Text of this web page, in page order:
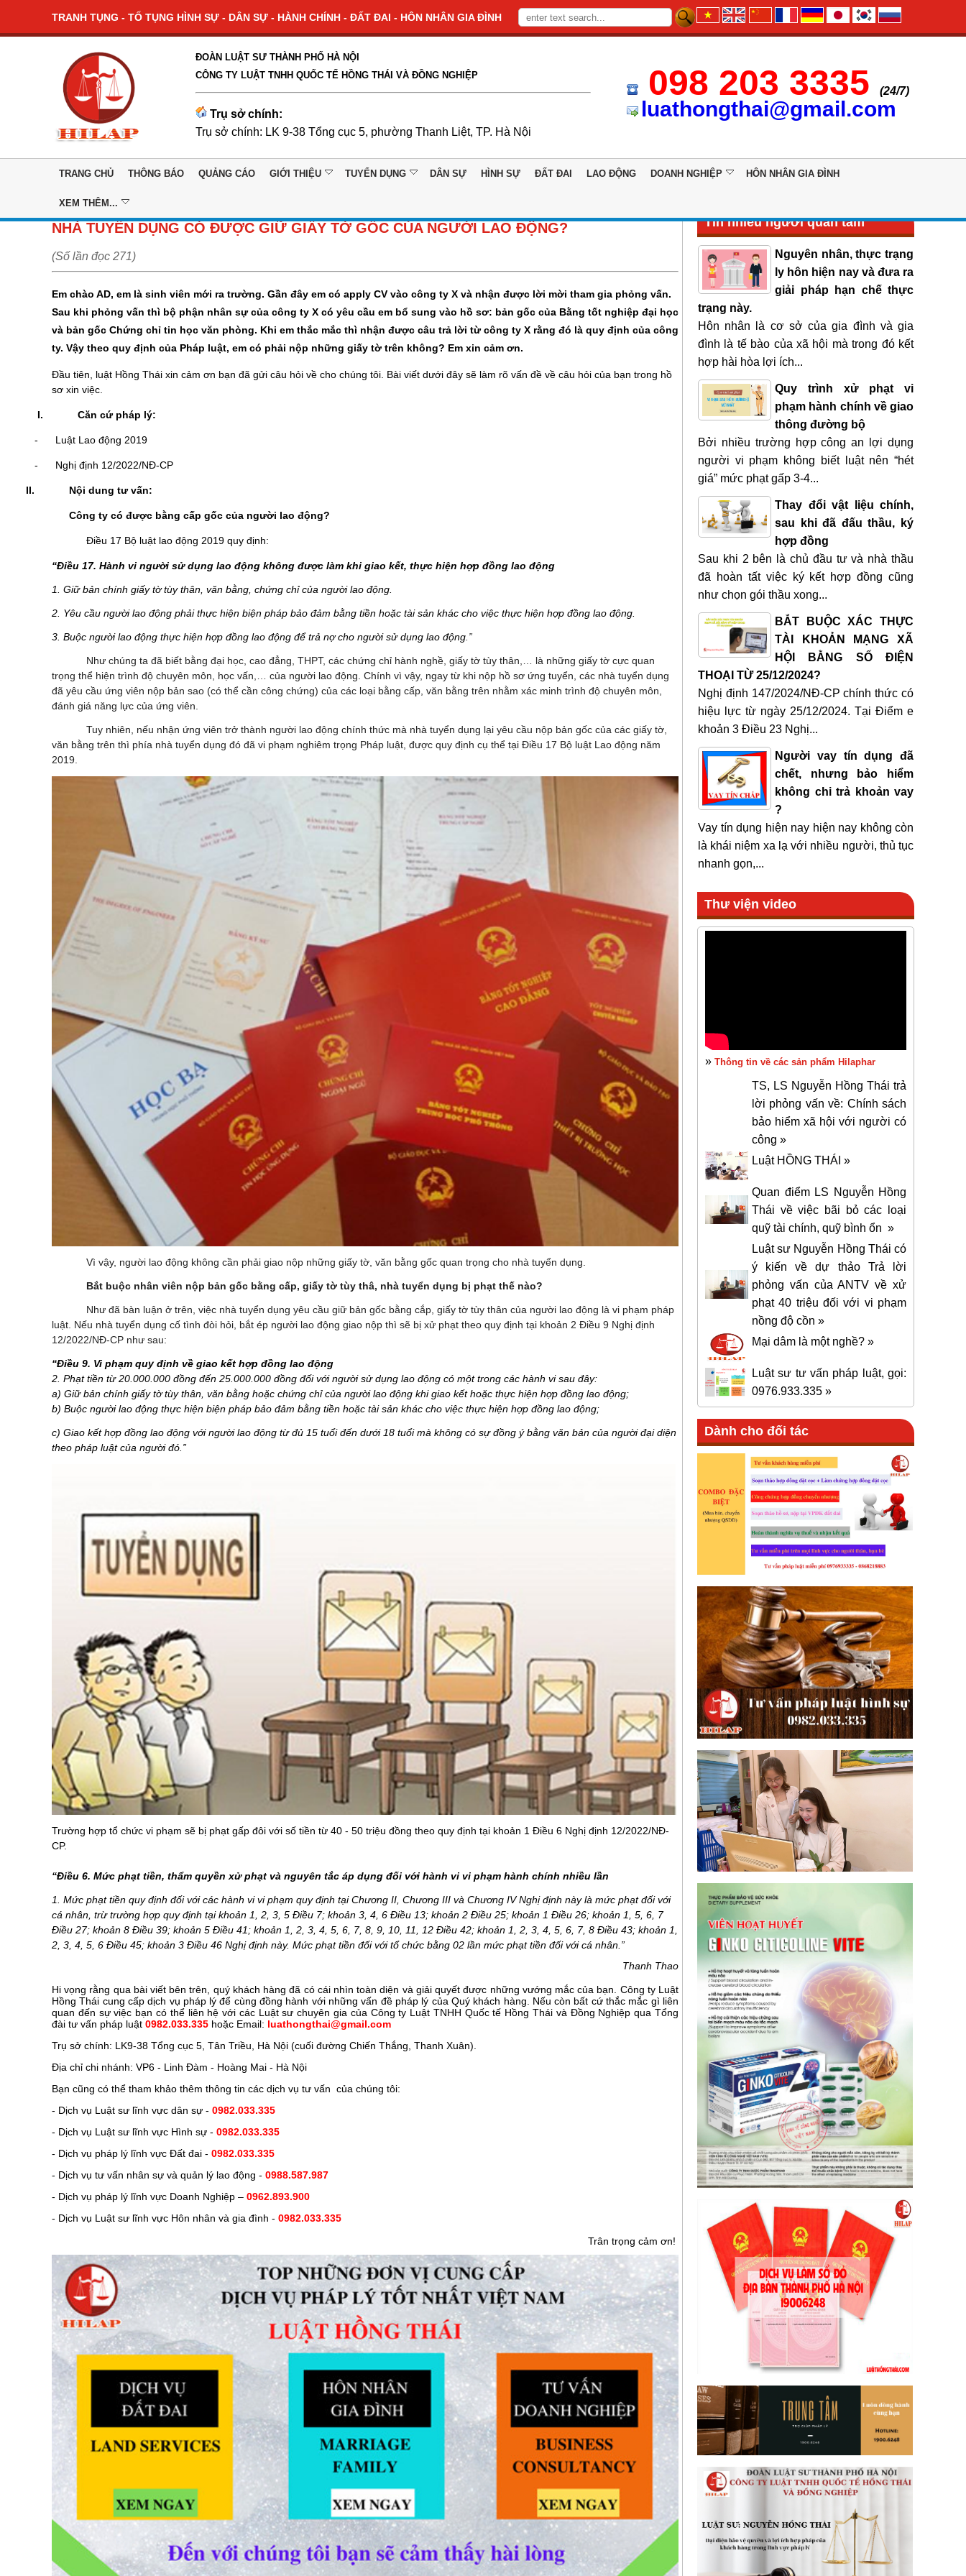
TRANH TỤNG - TỐ TỤNG HÌNH SỰ - DÂN SỰ - HÀNH CHÍNH - ĐẤT ĐAI - HÔN NHÂN GIA ĐÌNH
ĐOÀN LUẬT SƯ THÀNH PHỐ HÀ NỘI
CÔNG TY LUẬT TNHH QUỐC TẾ HỒNG THÁI VÀ ĐỒNG NGHIỆP
Trụ sở chính:
Trụ sở chính: LK 9-38 Tổng cục 5, phường Thanh Liệt, TP. Hà Nội
098 203 3335 (24/7)
luathongthai@gmail.com
TRANG CHỦ THÔNG BÁO QUẢNG CÁO GIỚI THIỆU TUYỂN DỤNG DÂN SỰ HÌNH SỰ ĐẤT ĐAI LAO ĐỘNG DOANH NGHIỆP HÔN NHÂN GIA ĐÌNH
XEM THÊM...
NHÀ TUYỂN DỤNG CÓ ĐƯỢC GIỮ GIẤY TỜ GỐC CỦA NGƯỜI LAO ĐỘNG?
(Số lần đọc 271)
Em chào AD, em là sinh viên mới ra trường. Gần đây em có apply CV vào công ty X và nhận được lời mời tham gia phỏng vấn.
Sau khi phỏng vấn thì bộ phận nhân sự của công ty X có yêu cầu em bổ sung vào hồ sơ: bản gốc của Bằng tốt nghiệp đại học
và bản gốc Chứng chỉ tin học văn phòng. Khi em thắc mắc thì nhận được câu trả lời từ công ty X rằng đó là quy định của công
ty. Vậy theo quy định của Pháp luật, em có phải nộp những giấy tờ trên không? Em xin cảm ơn.
Đầu tiên, luật Hồng Thái xin cảm ơn bạn đã gửi câu hỏi về cho chúng tôi. Bài viết dưới đây sẽ làm rõ vấn đề về câu hỏi của bạn trong hồ
sơ xin việc.
I. Căn cứ pháp lý:
- Luật Lao động 2019
- Nghị định 12/2022/NĐ-CP
II. Nội dung tư vấn:
Công ty có được bằng cấp gốc của người lao động?
Điều 17 Bộ luật lao động 2019 quy định:
“Điều 17. Hành vi người sử dụng lao động không được làm khi giao kết, thực hiện hợp đồng lao động
1. Giữ bản chính giấy tờ tùy thân, văn bằng, chứng chỉ của người lao động.
2. Yêu cầu người lao động phải thực hiện biện pháp bảo đảm bằng tiền hoặc tài sản khác cho việc thực hiện hợp đồng lao động.
3. Buộc người lao động thực hiện hợp đồng lao động để trả nợ cho người sử dụng lao động .”
Như chúng ta đã biết bằng đại học, cao đẳng, THPT, các chứng chỉ hành nghề, giấy tờ tùy thân,… là những giấy tờ cực quan
trọng thể hiện trình độ chuyên môn, học vấn,… của người lao động. Chính vì vậy, ngay từ khi nộp hồ sơ ứng tuyển, các nhà tuyển dụng
đã yêu cầu ứng viên nộp bản sao (có thể cần công chứng) của các loại bằng cấp, văn bằng trên nhằm xác minh trình độ chuyên môn,
đánh giá năng lực của ứng viên.
Tuy nhiên, nếu nhận ứng viên trở thành người lao động chính thức mà nhà tuyển dụng lại yêu cầu nộp bản gốc của các giấy tờ,
văn bằng trên thì phía nhà tuyển dụng đó đã vi phạm nghiêm trọng Pháp luật, được quy định cụ thể tại Điều 17 Bộ luật Lao động năm
2019.
Vì vậy, người lao động không cần phải giao nộp những giấy tờ, văn bằng gốc quan trọng cho nhà tuyển dụng.
Bắt buộc nhân viên nộp bản gốc bằng cấp, giấy tờ tùy thâ, nhà tuyển dụng bị phạt thế nào?
Như đã bàn luận ở trên, việc nhà tuyển dụng yêu cầu giữ bản gốc bằng cắp, giấy tờ tùy thân của người lao động là vi phạm pháp
luật. Nếu nhà tuyển dụng cố tình đòi hỏi, bắt ép người lao động giao nộp thì sẽ bị xử phạt theo quy định tại khoản 2 Điều 9 Nghị định
12/2022/NĐ-CP như sau:
“Điều 9. Vi phạm quy định về giao kết hợp đồng lao động
2. Phạt tiền từ 20.000.000 đồng đến 25.000.000 đồng đối với người sử dụng lao động có một trong các hành vi sau đây:
a) Giữ bản chính giấy tờ tùy thân, văn bằng hoặc chứng chỉ của người lao động khi giao kết hoặc thực hiện hợp đồng lao động;
b) Buộc người lao động thực hiện biện pháp bảo đảm bằng tiền hoặc tài sản khác cho việc thực hiện hợp đồng lao động;
c) Giao kết hợp đồng lao động với người lao động từ đủ 15 tuổi đến dưới 18 tuổi mà không có sự đồng ý bằng văn bản của người đại diện
theo pháp luật của người đó. ”
Trường hợp tổ chức vi phạm sẽ bị phạt gấp đôi với số tiền từ 40 - 50 triệu đồng theo quy định tại khoản 1 Điều 6 Nghị định 12/2022/NĐ-
CP.
“Điều 6. Mức phạt tiền, thẩm quyền xử phạt và nguyên tắc áp dụng đối với hành vi vi phạm hành chính nhiều lần
1. Mức phạt tiền quy định đối với các hành vi vi phạm quy định tại Chương II, Chương III và Chương IV Nghị định này là mức phạt đối với
cá nhân, trừ trường hợp quy định tại khoản 1, 2, 3, 5 Điều 7; khoản 3, 4, 6 Điều 13; khoản 2 Điều 25; khoản 1 Điều 26; khoản 1, 5, 6, 7
Điều 27; khoản 8 Điều 39; khoản 5 Điều 41; khoản 1, 2, 3, 4, 5, 6, 7, 8, 9, 10, 11, 12 Điều 42; khoản 1, 2, 3, 4, 5, 6, 7, 8 Điều 43; khoản 1,
2, 3, 4, 5, 6 Điều 45; khoản 3 Điều 46 Nghị định này. Mức phạt tiền đối với tổ chức bằng 02 lần mức phạt tiền đối với cá nhân. ”
Thanh Thao
Hi vọng rằng qua bài viết bên trên, quý khách hàng đã có cái nhìn toàn diện và giải quyết được những vướng mắc của bạn. Công ty Luật
Hồng Thái cung cấp dịch vụ pháp lý để cùng đồng hành với những vấn đề pháp lý của Quý khách hàng. Nếu còn bất cứ thắc mắc gì liên
quan đến sự việc bạn có thể liên hệ với các Luật sư chuyên gia của Công ty Luật TNHH Quốc tế Hồng Thái và Đồng Nghiệp qua Tổng
đài tư vấn pháp luật 0982.033.335 hoặc Email: luathongthai@gmail.com
Trụ sở chính: LK9-38 Tổng cục 5, Tân Triều, Hà Nội (cuối đường Chiến Thắng, Thanh Xuân).
Địa chỉ chi nhánh: VP6 - Linh Đàm - Hoàng Mai - Hà Nội
Bạn cũng có thể tham khảo thêm thông tin các dịch vụ tư vấn của chúng tôi:
- Dịch vụ Luật sư lĩnh vực dân sự - 0982.033.335
- Dịch vụ Luật sư lĩnh vực Hình sự - 0982.033.335
- Dịch vụ pháp lý lĩnh vực Đất đai - 0982.033.335
- Dịch vụ tư vấn nhân sự và quản lý lao động - 0988.587.987
- Dịch vụ pháp lý lĩnh vực Doanh Nghiệp – 0962.893.900
- Dịch vụ Luật sư lĩnh vực Hôn nhân và gia đình - 0982.033.335
Trân trọng cảm ơn!
Tin nhiều người quan tâm
Nguyên nhân, thực trạng
ly hôn hiện nay và đưa ra
giải pháp hạn chế thực
trạng này.
Hôn nhân là cơ sở của gia đình và gia
đình là tế bào của xã hội mà trong đó kết
hợp hài hòa lợi ích...
Quy trình xử phạt vi
phạm hành chính về giao
thông đường bộ
Bởi nhiều trường hợp công an lợi dụng
người vi phạm không biết luật nên “hét
giá” mức phạt gấp 3-4...
Thay đổi vật liệu chính,
sau khi đã đấu thầu, ký
hợp đồng
Sau khi 2 bên là chủ đầu tư và nhà thầu
đã hoàn tất việc ký kết hợp đồng cũng
như chọn gói thầu xong...
BẮT BUỘC XÁC THỰC
TÀI KHOẢN MẠNG XÃ
HỘI BẰNG SỐ ĐIỆN
THOẠI TỪ 25/12/2024?
Nghị định 147/2024/NĐ-CP chính thức có
hiệu lực từ ngày 25/12/2024. Tại Điểm e
khoản 3 Điều 23 Nghị...
Người vay tín dụng đã
chết, nhưng bảo hiểm
không chi trả khoản vay
?
Vay tín dụng hiện nay hiện nay không còn
là khái niệm xa lạ với nhiều người, thủ tục
nhanh gọn,...
Thư viện video
» Thông tin về các sản phẩm Hilaphar
TS, LS Nguyễn Hồng Thái trả
lời phỏng vấn về: Chính sách
bảo hiểm xã hội với người có
công »
Luật HỒNG THÁI »
Quan điểm LS Nguyễn Hồng
Thái về việc bãi bỏ các loại
quỹ tài chính, quỹ bình ổn »
Luật sư Nguyễn Hồng Thái có
ý kiến về dự thảo Trả lời
phỏng vấn của ANTV về xử
phạt 40 triệu đối với vi phạm
nồng độ cồn »
Mại dâm là một nghề? »
Luật sư tư vấn pháp luật, gọi:
0976.933.335 »
Dành cho đối tác